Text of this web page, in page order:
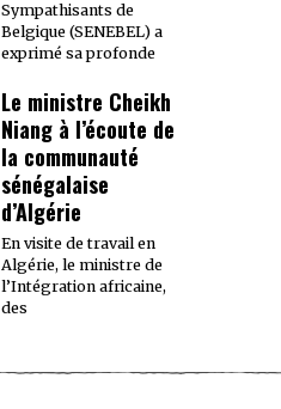
Sympathisants de
Belgique (SENEBEL) a
exprimé sa profonde
Le ministre Cheikh
Niang à l’écoute de
la communauté
sénégalaise
d’Algérie
En visite de travail en
Algérie, le ministre de
l’Intégration africaine,
des